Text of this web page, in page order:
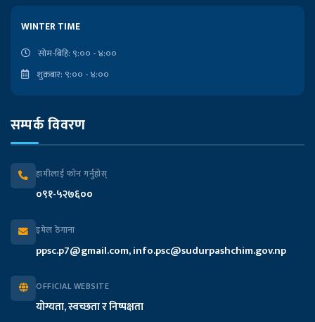
भौतिक पूर्वाधार विकास मन्त्रालय
WINTER TIME
सोम-बिहि: ९:०० - ४:००
शुक्रबार: ९:०० - ४:००
सम्पर्क विवरण
हामीलाई फोन गर्नुहोस्
०९१-५२७६००
इमेल ठेगाना
ppsc.p7@gmail.com, info.psc@sudurpashchim.gov.np
OFFICIAL WEBSITE
योग्यता, स्वच्छता र निष्पक्षता